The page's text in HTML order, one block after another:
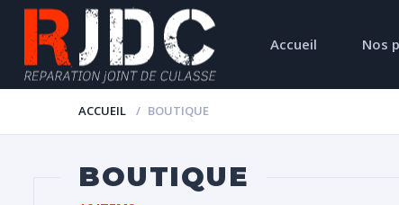
Accueil Nos
ACCUEIL BOUTIQUE
BOUTIQUE